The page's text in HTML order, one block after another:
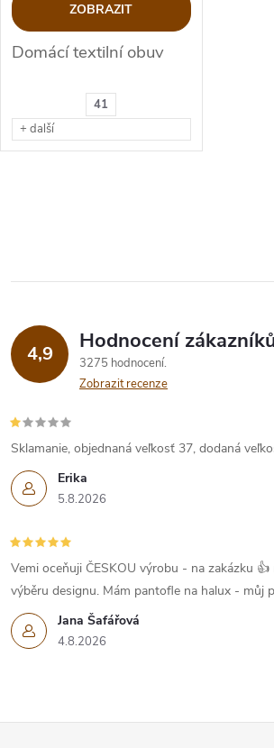
41
+ další
ZOBRAZIT
Domácí textilní obuv
l
d
a
c
í
p
r
v
k
y
4,9 Hodnocení
3275 hodnocení
Zobrazit recenze
Erika
5.8.2026
Sklamanie, objednaná veľkosť 37, dodaná
Jana Šafářová
4.8.2026
Vemi oceňuji ČESKOU výrobu - na zakázku
výběru designu. Mám pantofle na halux - můj